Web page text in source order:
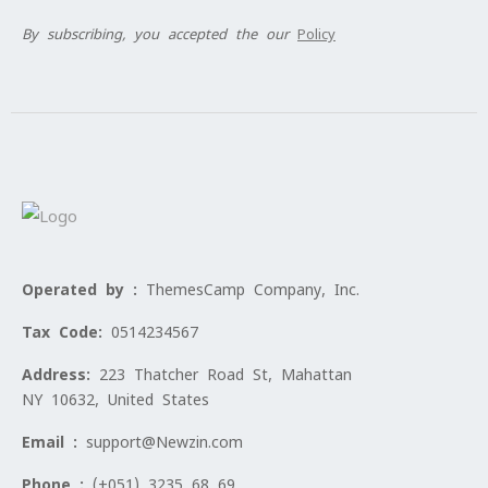
By subscribing, you accepted the our Policy
Operated by : ThemesCamp Company, Inc.
Tax Code: 0514234567
Address: 223 Thatcher Road St, Mahattan
NY 10632, United States
Email : support@Newzin.com